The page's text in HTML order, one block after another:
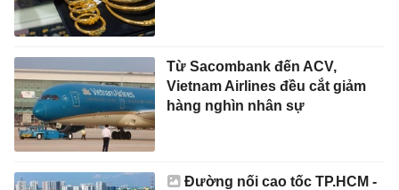
Từ Sacombank đến ACV,
Vietnam Airlines đều cắt giảm
hàng nghìn nhân sự
Đường nối cao tốc TP.HCM -